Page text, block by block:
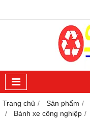
Trang chủ Sản phẩm
Bánh xe công nghiệp